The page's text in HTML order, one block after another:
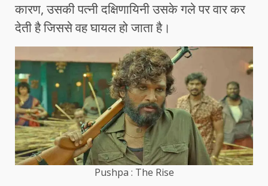
कारण, उसकी पत्नी दक्षिणायिनी उसके गले पर वार कर
देती है जिससे वह घायल हो जाता है।
Pushpa : The Rise